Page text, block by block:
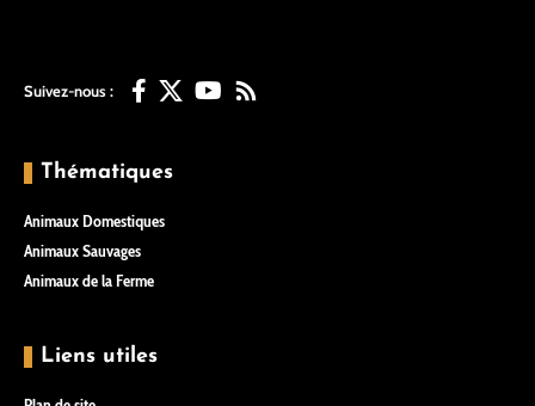
Suivez-nous :
Thématiques
Animaux Domestiques
Animaux Sauvages
Animaux de la Ferme
Liens utiles